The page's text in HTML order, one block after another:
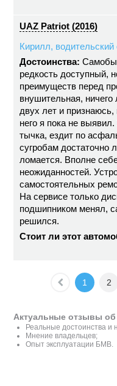
UAZ Patriot (2016)
Кирилл, водительский
Достоинства:
редкость доступный,
преимуществ перед
внушительная,
двух лет и признаюсь,
него я пока не
тычка, ездит по
сугробам достаточно
ломается. Вполне
неожиданностей.
самостоятельных
На сервисе только
подшипником менял,
решился.
Стоит ли этот
1 2
Актуальные отзывы
Реальные достоинства и
Мнение владельцев;
Опыт эксплуатации БМВ.